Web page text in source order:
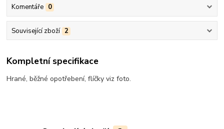
Komentáře 0
Související zboží 2
Kompletní specifikace
Hrané, běžné opotřebení, flíčky viz foto.